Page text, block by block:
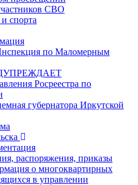
СВО
спорта
по Маломерным
Росреестра по
губернатора Иркутской
распоряжения, приказы
о многоквартирных
в управлении